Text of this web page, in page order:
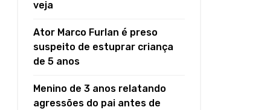
veja
Ator Marco Furlan é preso
suspeito de estuprar criança
de 5 anos
Menino de 3 anos relatando
agressões do pai antes de